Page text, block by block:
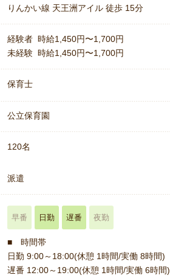
りんかい線 天王洲アイル 徒歩 15分
経験者 時給1,450円〜1,700円
未経験 時給1,450円〜1,700円
保育士
公立保育園
120名
派遣
早番 日勤 遅番 夜勤
■ 時間帯
日勤 9:00～18:00(休憩 1時間/実働 8時間)
遅番 12:00～19:00(休憩 1時間/実働 6時間)